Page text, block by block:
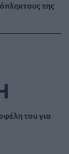
της
από τις
πόσιμο νερό
του για